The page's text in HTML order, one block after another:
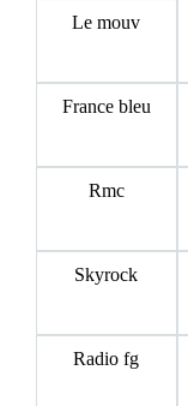
Le mouv
France bleu
Rmc
Skyrock
Radio fg